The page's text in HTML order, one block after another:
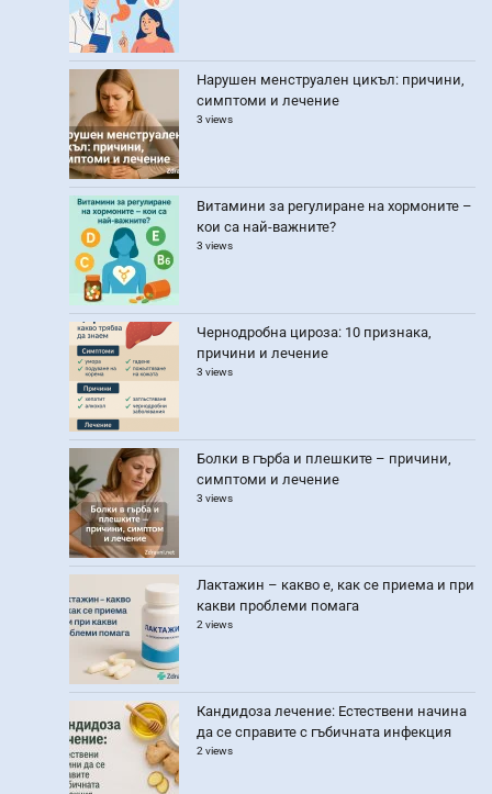
Нарушен менструален цикъл: причини,
симптоми и лечение
3 views
Витамини за регулиране на хормоните –
кои са най-важните?
3 views
Чернодробна цироза: 10 признака,
причини и лечение
3 views
Болки в гърба и плешките – причини,
симптоми и лечение
3 views
Лактажин – какво е, как се приема и при
какви проблеми помага
2 views
Кандидоза лечение: Естествени начина
да се справите с гъбичната инфекция
2 views